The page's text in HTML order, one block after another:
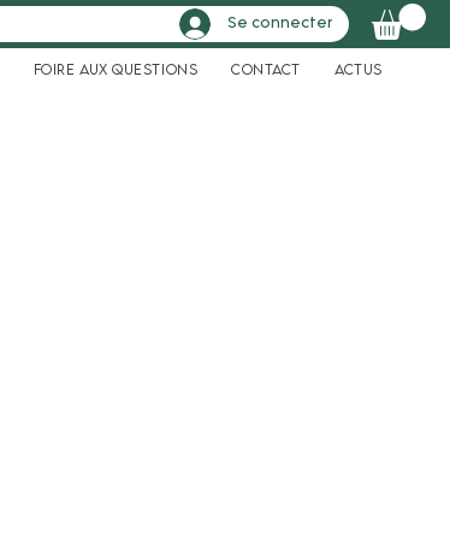
Se connecter
Foire aux questions Contact Actus